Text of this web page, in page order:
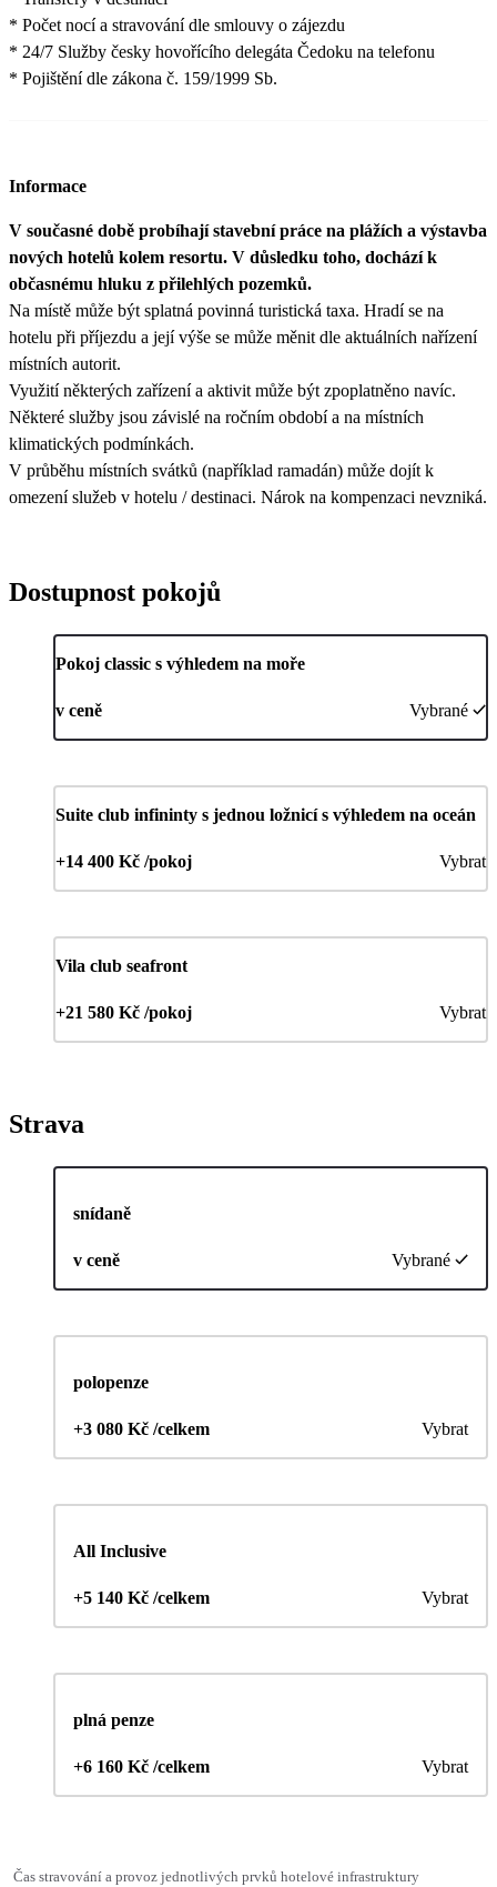
* Počet nocí a stravování dle smlouvy o zájezdu
* 24/7 Služby česky hovořícího delegáta Čedoku na telefonu
* Pojištění dle zákona č. 159/1999 Sb.
Informace
V současné době probíhají stavební práce na plážích a výstavba
nových hotelů kolem resortu. V důsledku toho, dochází k
občasnému hluku z přilehlých pozemků.
Na místě může být splatná povinná turistická taxa. Hradí se na
hotelu při příjezdu a její výše se může měnit dle aktuálních nařízení
místních autorit.
Využití některých zařízení a aktivit může být zpoplatněno navíc.
Některé služby jsou závislé na ročním období a na místních
klimatických podmínkách.
V průběhu místních svátků (například ramadán) může dojít k
omezení služeb v hotelu / destinaci. Nárok na kompenzaci nevzniká.
Dostupnost pokojů
Pokoj classic s výhledem na moře
v ceně Vybrané
Suite club infininty s jednou ložnicí s výhledem na oceán
+14 400 Kč /pokoj Vybrat
Vila club seafront
+21 580 Kč /pokoj Vybrat
Strava
snídaně
v ceně Vybrané
polopenze
+3 080 Kč /celkem Vybrat
All Inclusive
+5 140 Kč /celkem Vybrat
plná penze
+6 160 Kč /celkem Vybrat
Čas stravování a provoz jednotlivých prvků hotelové infrastruktury